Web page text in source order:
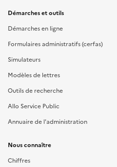
Démarches et outils
Démarches en ligne
Formulaires administratifs (cerfas)
Simulateurs
Modèles de lettres
Outils de recherche
Allo Service Public
Annuaire de l'administration
Nous connaître
Chiffres